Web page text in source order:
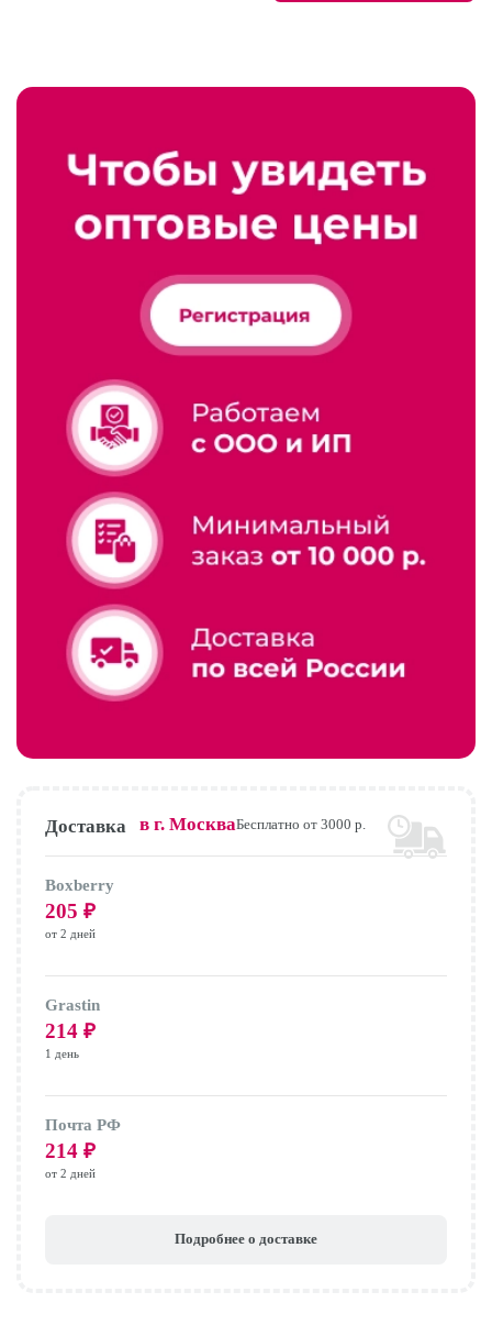
Доставка в г. МоскваБесплатно от 3000 р.
Boxberry
205 ₽
от 2 дней
Grastin
214 ₽
1 день
Почта РФ
214 ₽
от 2 дней
Подробнее о доставке